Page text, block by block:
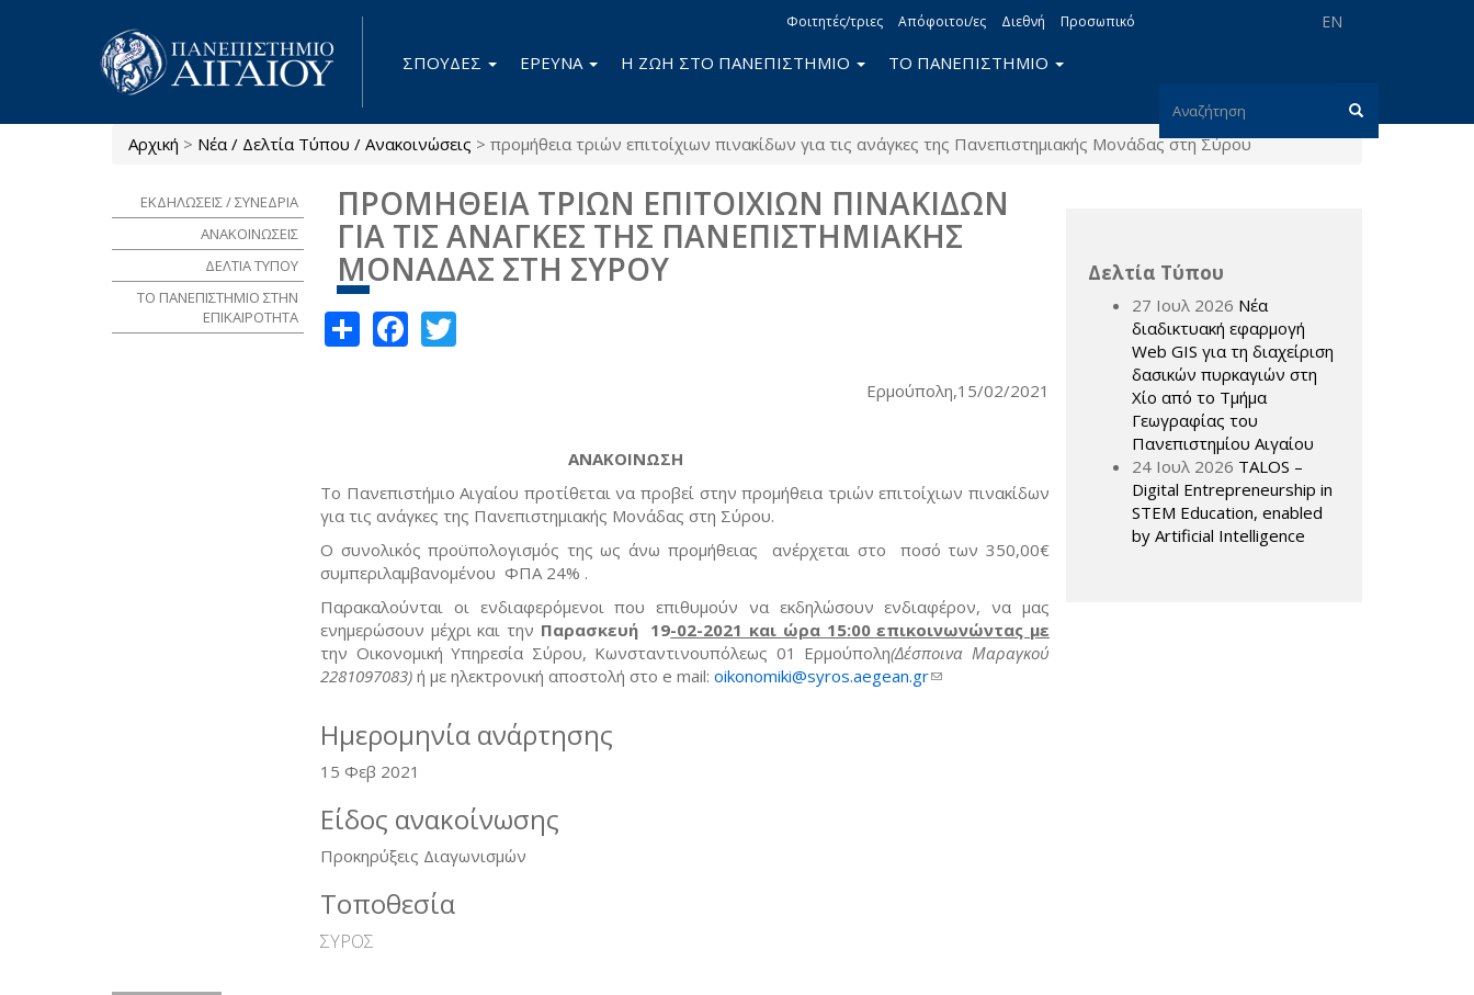
EN
Φοιτητές/τριες Απόφοιτοι/ες Διεθνή Προσωπικό
Φόρμα
αναζήτησης
Αναζήτηση
ΣΠΟΥΔΕΣ ΕΡΕΥΝΑ Η ΖΩΗ ΣΤΟ ΠΑΝΕΠΙΣΤΗΜΙΟ ΤΟ ΠΑΝΕΠΙΣΤΗΜΙΟ
Είστε εδώ
Αρχική > Νέα / Δελτία Τύπου / Ανακοινώσεις > προμήθεια τριών επιτοίχιων πινακίδων για τις ανάγκες της Πανεπιστημιακής Μονάδας στη Σύρου
ΠΡΟΜΗΘΕΙΑ ΤΡΙΩΝ ΕΠΙΤΟΙΧΙΩΝ ΠΙΝΑΚΙΔΩΝ
ΓΙΑ ΤΙΣ ΑΝΑΓΚΕΣ ΤΗΣ ΠΑΝΕΠΙΣΤΗΜΙΑΚΗΣ
ΜΟΝΑΔΑΣ ΣΤΗ ΣΥΡΟΥ
ShareFacebook
Ερμούπολη,15/02/2021
ΑΝΑΚΟΙΝΩΣΗ
Το Πανεπιστήμιο Αιγαίου προτίθεται να προβεί στην προμήθεια τριών επιτοίχιων πινακίδων
για τις ανάγκες της Πανεπιστημιακής Μονάδας στη Σύρου.
Ο συνολικός προϋπολογισμός της ως άνω προμήθειας ανέρχεται στο ποσό των 350,00€
συμπεριλαμβανομένου ΦΠΑ 24% .
Παρακαλούνται οι ενδιαφερόμενοι που επιθυμούν να εκδηλώσουν ενδιαφέρον, να μας
ενημερώσουν μέχρι και την Παρασκευή 19-02-2021 και ώρα 15:00 επικοινωνώντας με
την Οικονομική Υπηρεσία Σύρου, Κωνσταντινουπόλεως 01 Ερμούπολη(Δέσποινα Μαραγκού
2281097083) ή με ηλεκτρονική αποστολή στο e mail: oikonomiki@syros.aegean.gr(link sends e-
Ημερομηνία ανάρτησης
15 Φεβ 2021
Είδος ανακοίνωσης
Προκηρύξεις Διαγωνισμών
Τοποθεσία
ΣΥΡΟΣ
ΕΚΔΗΛΩΣΕΙΣ / ΣΥΝΕΔΡΙΑ
ΑΝΑΚΟΙΝΩΣΕΙΣ
ΔΕΛΤΙΑ ΤΥΠΟΥ
ΤΟ ΠΑΝΕΠΙΣΤΗΜΙΟ ΣΤΗΝ
ΕΠΙΚΑΙΡΟΤΗΤΑ
Δελτία Τύπου
27 Ιουλ 2026 Νέα
διαδικτυακή εφαρμογή
Web GIS για τη διαχείριση
δασικών πυρκαγιών στη
Χίο από το Τμήμα
Γεωγραφίας του
Πανεπιστημίου Αιγαίου
24 Ιουλ 2026 TALOS –
Digital Entrepreneurship in
STEM Education, enabled
by Artificial Intelligence